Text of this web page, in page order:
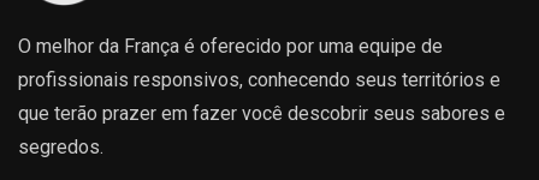
O melhor da França é oferecido por uma equipe de
profissionais responsivos, conhecendo seus territórios e
que terão prazer em fazer você descobrir seus sabores e
segredos.